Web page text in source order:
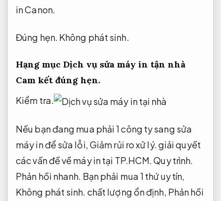
in Canon.
Đúng hẹn. Không phát sinh.
Hạng mục Dịch vụ sửa máy in tận nhà
Cam kết đúng hẹn.
Kiểm tra.
Nếu bạn đang mua phải 1 công ty sang sửa
máy in để sửa lỗi,Giảm rủi ro xử lý.giải quyết
các vấn đề về máy in tại TP.HCM.Quy trình.
Phản hồi nhanh. Bạn phải mua 1 thứ uy tín,
Không phát sinh. chất lượng ổn định, Phản hồi